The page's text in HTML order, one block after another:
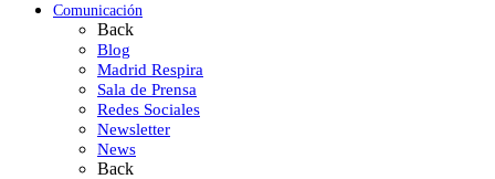
Comunicación
Back
Blog
Madrid Respira
Sala de Prensa
Redes Sociales
Newsletter
News
Back